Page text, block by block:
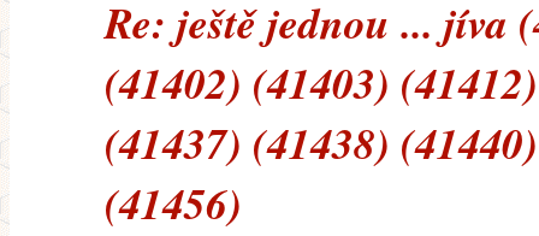
Re: ještě jednou ... jíva
(41402) (41403)
(41437) (41438)
(41456)